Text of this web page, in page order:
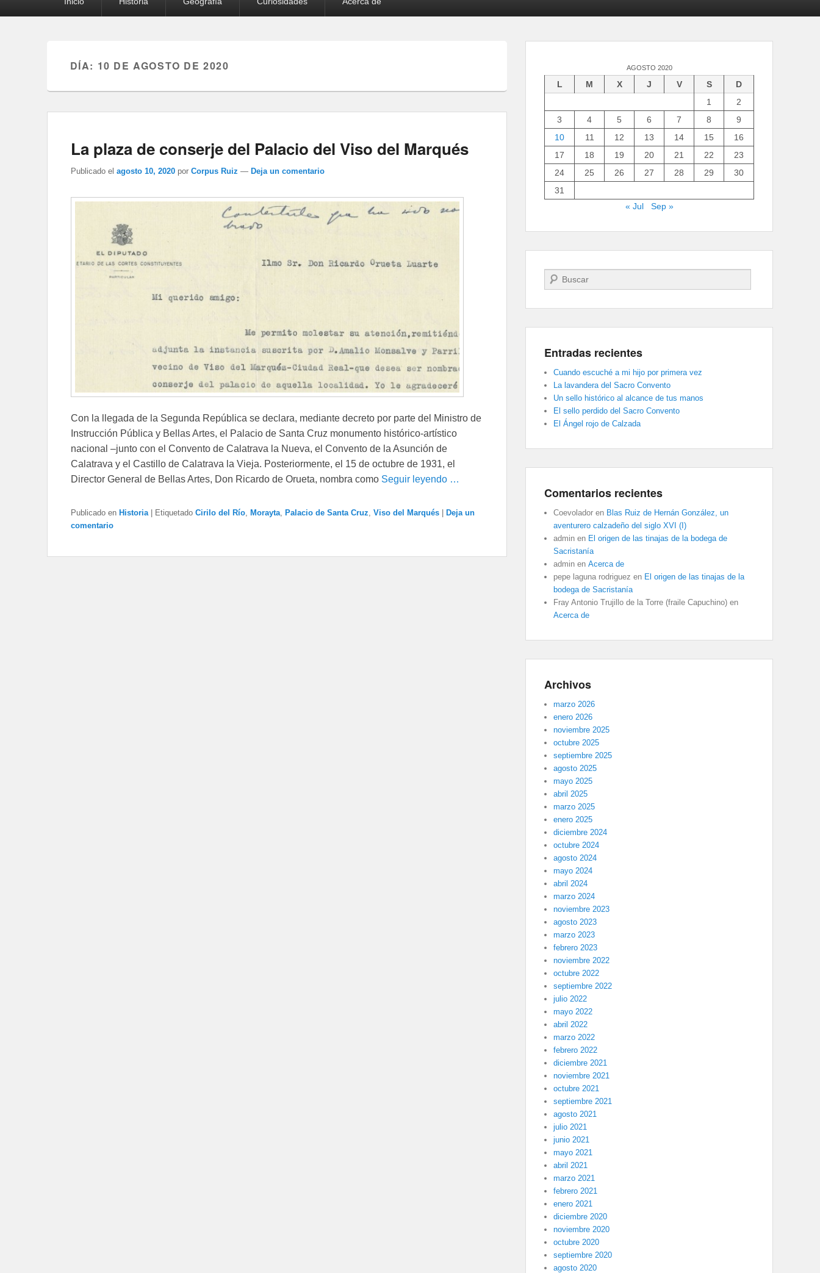
DÍA: 10 DE AGOSTO DE 2020
La plaza de conserje del Palacio del Viso del Marqués
Publicado el agosto 10, 2020 por Corpus Ruiz — Deja un comentario
Con la llegada de la Segunda República se declara, mediante decreto por parte del Ministro de
Instrucción Pública y Bellas Artes, el Palacio de Santa Cruz monumento histórico-artístico
nacional –junto con el Convento de Calatrava la Nueva, el Convento de la Asunción de
Calatrava y el Castillo de Calatrava la Vieja. Posteriormente, el 15 de octubre de 1931, el
Director General de Bellas Artes, Don Ricardo de Orueta, nombra como Seguir leyendo …
Publicado en Historia | Etiquetado Cirilo del Río Morayta Palacio de Santa Cruz Viso del Marqués | Deja un
comentario
AGOSTO 2020
L M X J V S
D
1
2
3
4 5 6 7 8
9
10
11 12 13 14 15
16
17
18 19 20 21 22
23
24
25 26 27 28 29
30
31
« Jul
Sep »
Buscar
Entradas recientes
Cuando escuché a mi hijo por primera vez
La lavandera del Sacro Convento
Un sello histórico al alcance de tus manos
El sello perdido del Sacro Convento
El Ángel rojo de Calzada
Comentarios recientes
Coevolador en Blas Ruiz de Hernán González, un
aventurero calzadeño del siglo XVI (I)
admin en El origen de las tinajas de la bodega de
Sacristanía
admin en Acerca de
pepe laguna rodriguez en El origen de las tinajas de la
bodega de Sacristanía
Fray Antonio Trujillo de la Torre (fraile Capuchino) en
Acerca de
Archivos
marzo 2026
enero 2026
noviembre 2025
octubre 2025
septiembre 2025
agosto 2025
mayo 2025
abril 2025
marzo 2025
enero 2025
diciembre 2024
octubre 2024
agosto 2024
mayo 2024
abril 2024
marzo 2024
noviembre 2023
agosto 2023
marzo 2023
febrero 2023
noviembre 2022
octubre 2022
septiembre 2022
julio 2022
mayo 2022
abril 2022
marzo 2022
febrero 2022
diciembre 2021
noviembre 2021
octubre 2021
septiembre 2021
agosto 2021
julio 2021
junio 2021
mayo 2021
abril 2021
marzo 2021
febrero 2021
enero 2021
diciembre 2020
noviembre 2020
octubre 2020
septiembre 2020
agosto 2020